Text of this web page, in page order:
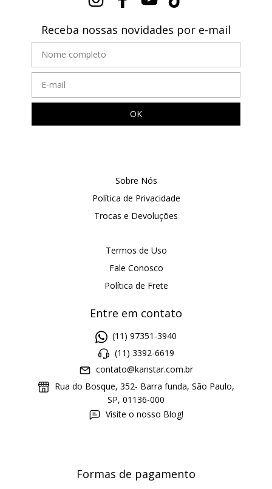
Receba nossas novidades por e-mail
Sobre Nós
Política de Privacidade
Trocas e Devoluções
Termos de Uso
Fale Conosco
Política de Frete
Entre em contato
(11) 97351-3940
(11) 3392-6619
contato@kanstar.com.br
Rua do Bosque, 352- Barra funda, São Paulo,
SP, 01136-000
Visite o nosso Blog!
Formas de pagamento